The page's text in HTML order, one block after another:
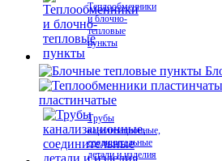
Теплообменники
и блочно-
тепловые
пункты
пластинчатые
Трубы
канализационные,
соединительные
детали и изделия